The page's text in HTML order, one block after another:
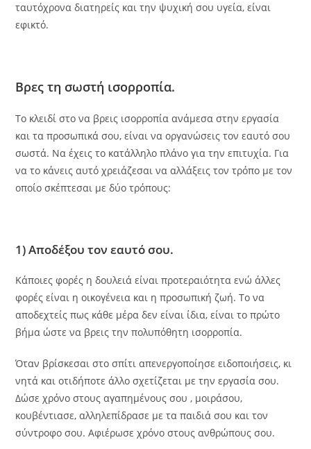
ταυτόχρονα διατηρείς και την ψυχική σου υγεία, είναι
εφικτό.
Βρες τη σωστή ισορροπία.
Το κλειδί στο να βρεις ισορροπία ανάμεσα στην εργασία
και τα προσωπικά σου, είναι να οργανώσεις τον εαυτό σου
σωστά. Να έχεις το κατάλληλο πλάνο για την επιτυχία. Για
να το κάνεις αυτό χρειάζεσαι να αλλάξεις τον τρόπο με τον
οποίο σκέπτεσαι με δύο τρόπους:
1) Αποδέξου τον εαυτό σου.
Κάποιες φορές η δουλειά είναι προτεραιότητα ενώ άλλες
φορές είναι η οικογένεια και η προσωπική ζωή. Το να
αποδεχτείς πως κάθε μέρα δεν είναι ίδια, είναι το πρώτο
βήμα ώστε να βρεις την πολυπόθητη ισορροπία.
Όταν βρίσκεσαι στο σπίτι απενεργοποίησε ειδοποιήσεις, κι
νητά και οτιδήποτε άλλο σχετίζεται με την εργασία σου.
Δώσε χρόνο στους αγαπημένους σου , μοιράσου,
κουβέντιασε, αλληλεπίδρασε με τα παιδιά σου και τον
σύντροφο σου. Αφιέρωσε χρόνο στους ανθρώπους σου.